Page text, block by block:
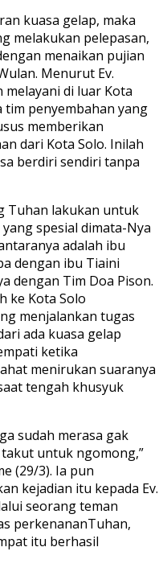
kuasa gelap, maka
melakukan pelepasan,
menaikan pujian
Menurut Ev.
melayani di luar Kota
penyembahan yang
memberikan
dari Kota Solo. Inilah
berdiri sendiri tanpa
Tuhan lakukan untuk
spesial dimata-Nya
adalah ibu
dengan ibu Tiaini
dengan Tim Doa Pison.
ke Kota Solo
menjalankan tugas
ada kuasa gelap
ketika
menirukan suaranya
tengah khusyuk
sudah merasa gak
untuk ngomong,”
(29/3). Ia pun
kejadian itu kepada Ev.
seorang teman
perkenananTuhan,
itu berhasil